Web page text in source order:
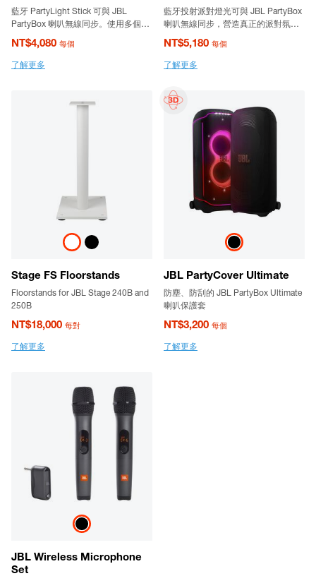
藍牙 PartyLight Stick 可與 JBL
PartyBox 喇叭無線同步。使用多個
PartyLight Stick 享受更大的編排燈光
秀，享受令人著迷的視覺體驗。
NT$4,080 每個
了解更多
藍牙投射派對燈光可與 JBL PartyBox
喇叭無線同步，營造真正的派對氛
圍。
NT$5,180 每個
了解更多
Stage FS Floorstands
Floorstands for JBL Stage 240B and
250B
NT$18,000 每對
了解更多
JBL PartyCover Ultimate
防塵、防刮的 JBL PartyBox Ultimate
喇叭保護套
NT$3,200 每個
了解更多
JBL Wireless Microphone
Set